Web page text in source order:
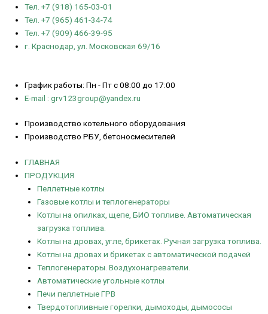
Тел. +7 (918) 165-03-01
Тел. +7 (965) 461-34-74
Тел. +7 (909) 466-39-95
г. Краснодар, ул. Московская 69/16
График работы: Пн - Пт с 08:00 до 17:00
E-mail : grv123group@yandex.ru
Производство котельного оборудования
Производство РБУ, бетоносмесителей
ГЛАВНАЯ
ПРОДУКЦИЯ
Пеллетные котлы
Газовые котлы и теплогенераторы
Котлы на опилках, щепе, БИО топливе. Автоматическая
загрузка топлива.
Котлы на дровах, угле, брикетах. Ручная загрузка топлива.
Котлы на дровах и брикетах с автоматической подачей
Теплогенераторы. Воздухонагреватели.
Автоматические угольные котлы
Печи пеллетные ГРВ
Твердотопливные горелки, дымоходы, дымососы